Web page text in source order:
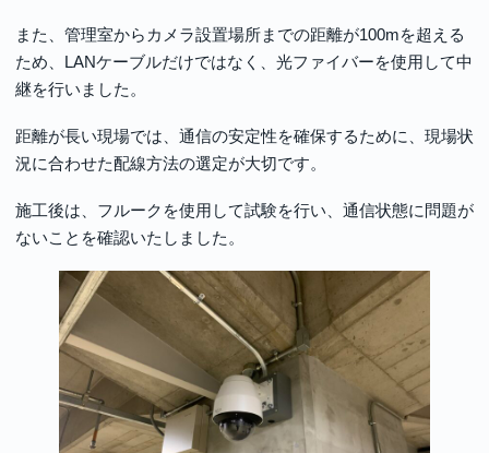
また、管理室からカメラ設置場所までの距離が100mを超える
ため、LANケーブルだけではなく、光ファイバーを使用して中
継を行いました。
距離が長い現場では、通信の安定性を確保するために、現場状
況に合わせた配線方法の選定が大切です。
施工後は、フルークを使用して試験を行い、通信状態に問題が
ないことを確認いたしました。